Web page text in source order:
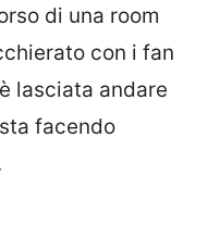
di una room
con i fan
lasciata andare
facendo